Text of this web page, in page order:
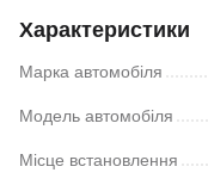
Характеристики
Марка автомобіля
Модель автомобіля
Місце встановлення